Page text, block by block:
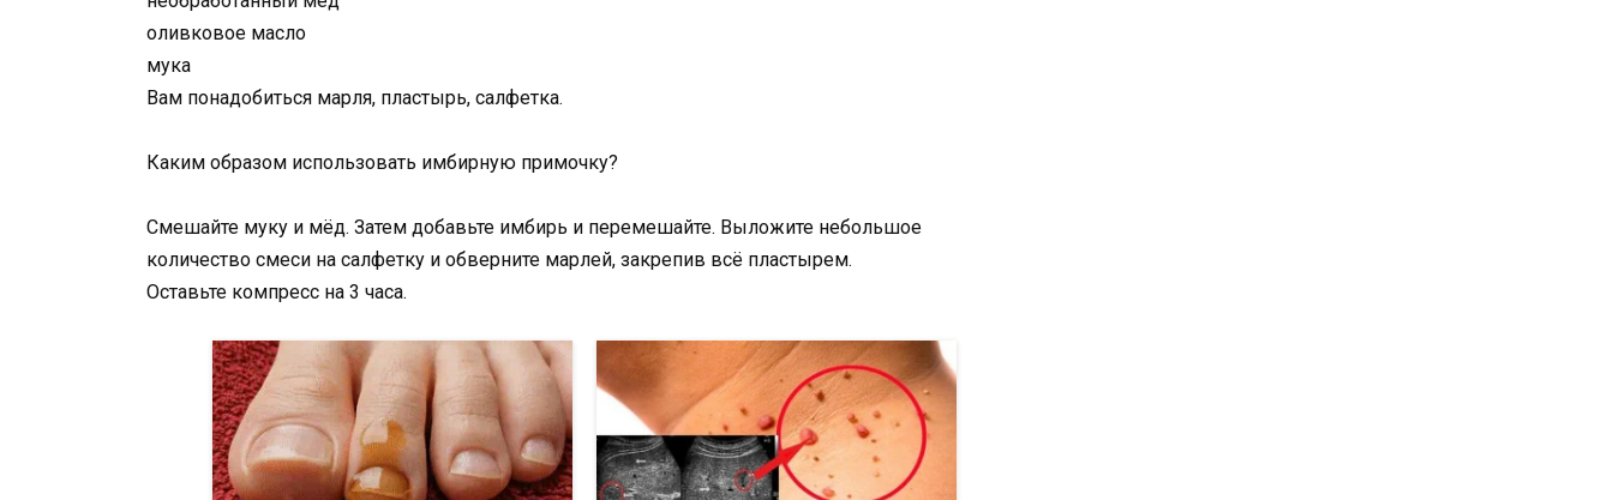
оливковое масло
мука
Вам понадобиться марля, пластырь, салфетка.
Каким образом использовать имбирную примочку?
Смешайте муку и мёд. Затем добавьте имбирь и перемешайте. Выложите небольшое
количество смеси на салфетку и обверните марлей, закрепив всё пластырем.
Оставьте компресс на 3 часа.